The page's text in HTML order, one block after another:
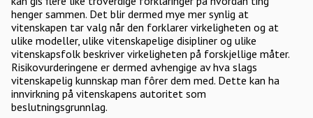
henger sammen. Det blir dermed mye mer synlig at
vitenskapen tar valg når den forklarer virkeligheten og at
ulike modeller, ulike vitenskapelige disipliner og ulike
vitenskapsfolk beskriver virkeligheten på forskjellige måter.
Risikovurderingene er dermed avhengige av hva slags
vitenskapelig kunnskap man fôrer dem med. Dette kan ha
innvirkning på vitenskapens autoritet som
beslutningsgrunnlag.